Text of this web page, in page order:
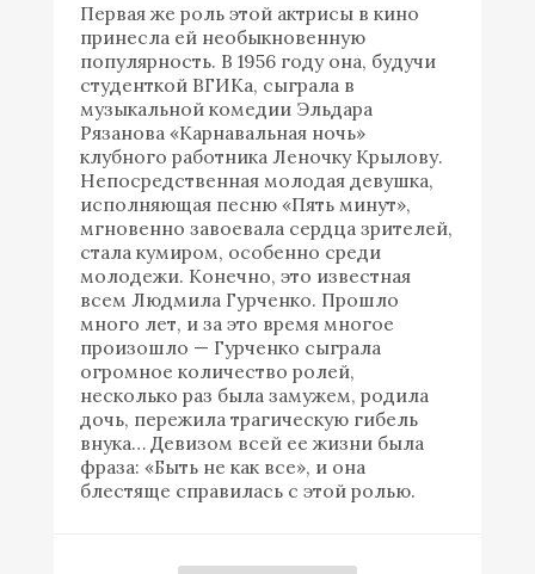
Первая же роль этой актрисы в кино
принесла ей необыкновенную
популярность. В 1956 году она, будучи
студенткой ВГИКа, сыграла в
музыкальной комедии Эльдара
Рязанова «Карнавальная ночь»
клубного работника Леночку Крылову.
Непосредственная молодая девушка,
исполняющая песню «Пять минут»,
мгновенно завоевала сердца зрителей,
стала кумиром, особенно среди
молодежи. Конечно, это известная
всем Людмила Гурченко. Прошло
много лет, и за это время многое
произошло — Гурченко сыграла
огромное количество ролей,
несколько раз была замужем, родила
дочь, пережила трагическую гибель
внука… Девизом всей ее жизни была
фраза: «Быть не как все», и она
блестяще справилась с этой ролью.